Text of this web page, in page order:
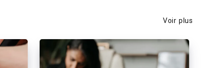
Voir plus